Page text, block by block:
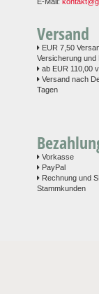
Versand
EUR 7,50
Versicherung und
ab EUR 110,00
Versand nach
Tagen
Vorkasse
PayPal
Rechnung und
Stammkunden